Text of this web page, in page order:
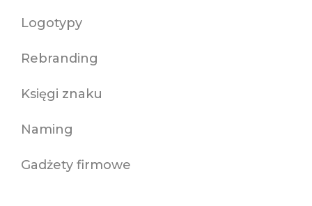
Logotypy
Rebranding
Księgi znaku
Naming
Gadżety firmowe